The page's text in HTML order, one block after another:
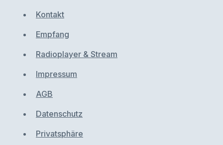
Kontakt
Empfang
Radioplayer & Stream
Impressum
AGB
Datenschutz
Privatsphäre